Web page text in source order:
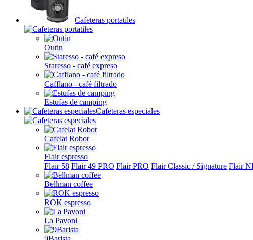
Cafeteras portatiles
Outin
Staresso - café expreso
Cafflano - café filtrado
Estufas de camping
Cafeteras especiales
Cafelat Robot
Flair espresso
Flair 58 Flair 49 PRO Flair PRO Flair Classic / Signature Flair
Bellman coffee
ROK espresso
La Pavoni